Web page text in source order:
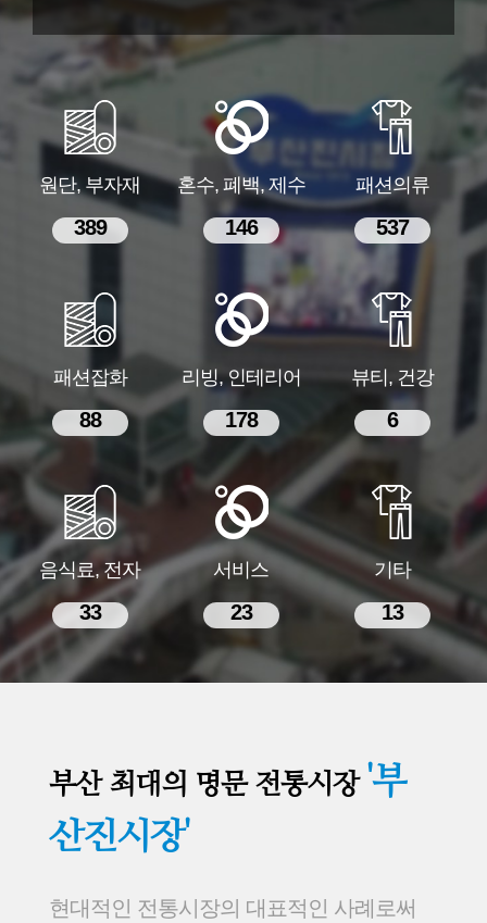
원단, 부자재
389
혼수, 폐백, 제수
146
패션의류
537
패션잡화
88
리빙, 인테리어
178
뷰티, 건강
6
음식료, 전자
33
서비스
23
기타
13
부산 최대의 명문 전통시장 '부
산진시장'
현대적인 전통시장의 대표적인 사례로써